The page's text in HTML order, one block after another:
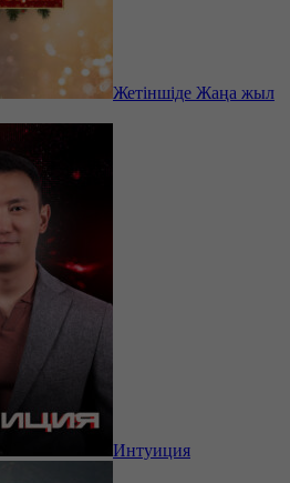
Жетіншіде Жаңа жыл
Интуиция